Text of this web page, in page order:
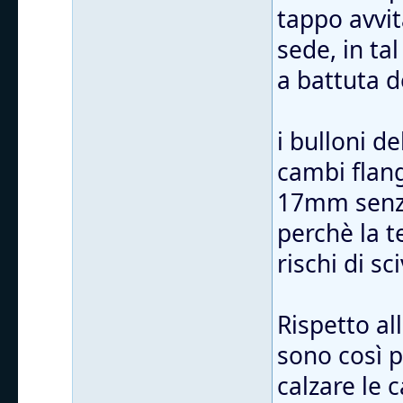
tappo
sede, in
a battuta
i bulloni
cambi
17mm
perchè la
rischi di
Rispetto
sono così
calzare le